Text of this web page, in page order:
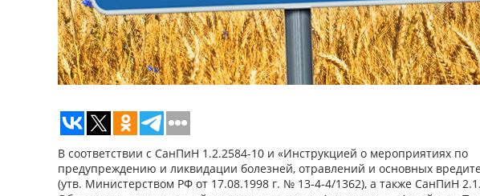
В соответствии с СанПиН 1.2.2584-10 и «Инструкцией о мероприятиях по
предупреждению и ликвидации болезней, отравлений и основных
(утв. Министерством РФ от 17.08.1998 г. № 13-4-4/1362), а также СанПиН